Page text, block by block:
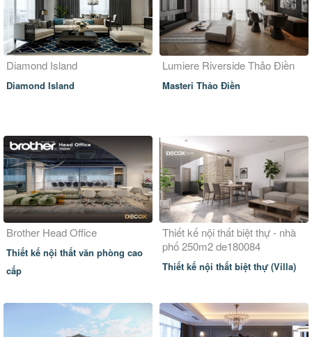
Diamond Island
Diamond Island
Lumiere Riverside Thảo Điền
Masteri Thảo Điền
Brother Head Office
Thiết kế nội thất văn phòng cao
cấp
Thiết kế nội thất biệt thự - nhà
phố 250m2 de180084
Thiết kế nội thất biệt thự (Villa)